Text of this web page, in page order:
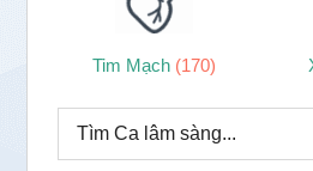
Tim Mạch (170)